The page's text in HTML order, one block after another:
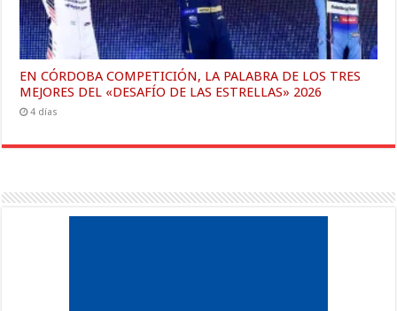
EN CÓRDOBA COMPETICIÓN, LA PALABRA DE LOS TRES
MEJORES DEL «DESAFÍO DE LAS ESTRELLAS» 2026
4 días